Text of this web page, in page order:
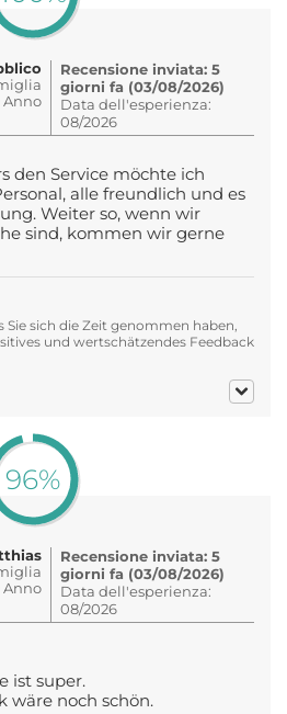
Recensione inviata: 5
giorni fa (03/08/2026)
Data dell'esperienza:
08/2026
den Service möchte ich
alle freundlich und es
Weiter so, wenn wir
sind, kommen wir gerne
Sie sich die Zeit genommen haben,
und wertschätzendes Feedback
96%
Recensione inviata: 5
giorni fa (03/08/2026)
Data dell'esperienza:
08/2026
ist super.
wäre noch schön.